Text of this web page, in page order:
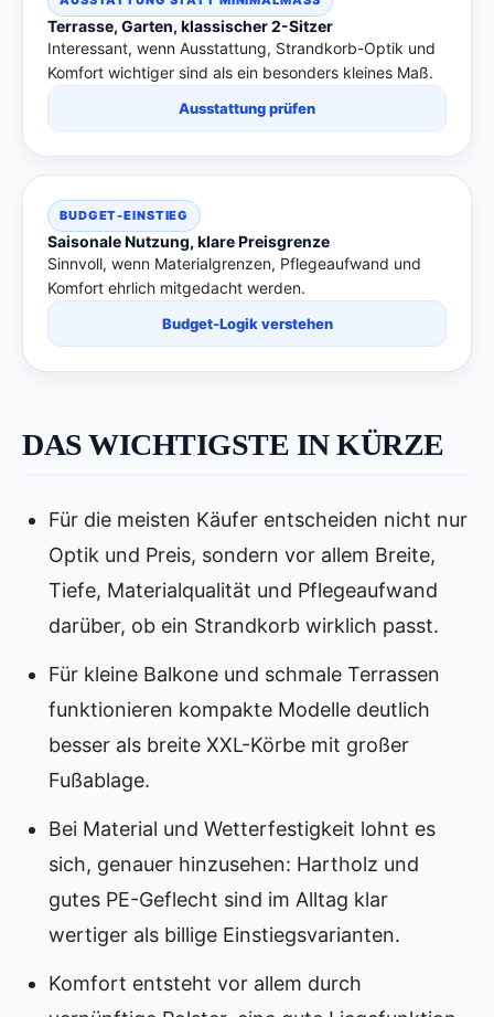
Terrasse, Garten, klassischer 2-Sitzer
Interessant, wenn Ausstattung, Strandkorb-Optik und
Komfort wichtiger sind als ein besonders kleines Maß.
Ausstattung prüfen
BUDGET-EINSTIEG
Saisonale Nutzung, klare Preisgrenze
Sinnvoll, wenn Materialgrenzen, Pflegeaufwand und
Komfort ehrlich mitgedacht werden.
Budget-Logik verstehen
DAS WICHTIGSTE IN KÜRZE
Für die meisten Käufer entscheiden nicht nur
Optik und Preis, sondern vor allem Breite,
Tiefe, Materialqualität und Pflegeaufwand
darüber, ob ein Strandkorb wirklich passt.
Für kleine Balkone und schmale Terrassen
funktionieren kompakte Modelle deutlich
besser als breite XXL-Körbe mit großer
Fußablage.
Bei Material und Wetterfestigkeit lohnt es
sich, genauer hinzusehen: Hartholz und
gutes PE-Geflecht sind im Alltag klar
wertiger als billige Einstiegsvarianten.
Komfort entsteht vor allem durch